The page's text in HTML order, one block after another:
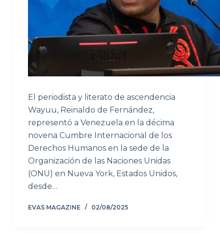
El periodista y literato de ascendencia
Wayuu, Reinaldo de Fernández,
representó a Venezuela en la décima
novena Cumbre Internacional de los
Derechos Humanos en la sede de la
Organización de las Naciones Unidas
(ONU) en Nueva York, Estados Unidos,
desde…
EVAS MAGAZINE 02/08/2025